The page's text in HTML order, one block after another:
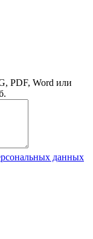
PDF, Word или
данных